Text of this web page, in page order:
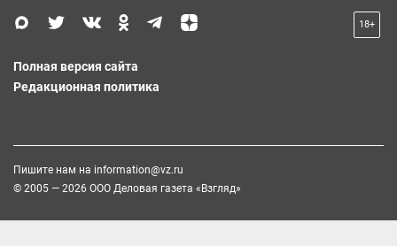
18+
Полная версия сайта
Редакционная политика
Пишите нам на information@vz.ru
© 2005 — 2026 ООО Деловая газета «Взгляд»